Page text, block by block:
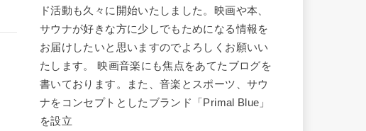
ド活動も久々に開始いたしました。映画や本、
サウナが好きな方に少しでもためになる情報を
お届けしたいと思いますのでよろしくお願いい
たします。 映画音楽にも焦点をあてたブログを
書いております。また、音楽とスポーツ、サウ
ナをコンセプトとしたブランド「Primal Blue」
を設立